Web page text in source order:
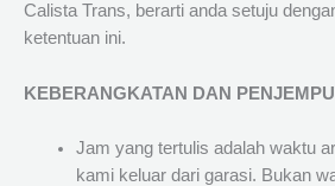
Calista Trans, berarti anda setuju
ketentuan ini.
KEBERANGKATAN DAN
Jam yang tertulis adalah waktu
kami keluar dari garasi. Bukan